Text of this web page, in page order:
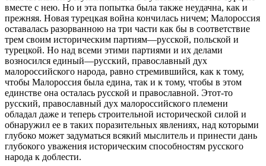
вместе с нею. Но и эта попытка была также неудачна, как и
прежняя. Новая турецкая война кончилась ничем; Малороссия
оставалась разорванною на три части как бы в соответствие
трем своим историческим партиям—русской, польской и
турецкой. Но над всеми этими партиями и их делами
возносился единый—русский, православный дух
малороссийского народа, равно стремившийся, как к тому,
чтобы Малороссия была едина, так и к тому, чтобы в этом
единстве она осталась русской и православной. Этот-то
русский, православный дух малороссийского племени
обладал даже и теперь строительной исторической силой и
обнаружил ее в таких поразительных явлениях, над которыми
глубоко может задуматься всякий мыслитель и принести дань
глубокого уважения историческим способностям русского
народа к доблести.